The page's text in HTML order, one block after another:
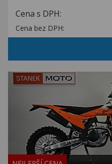
Cena s DPH:
Cena bez DPH: